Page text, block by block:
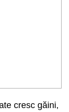
cresc găini,